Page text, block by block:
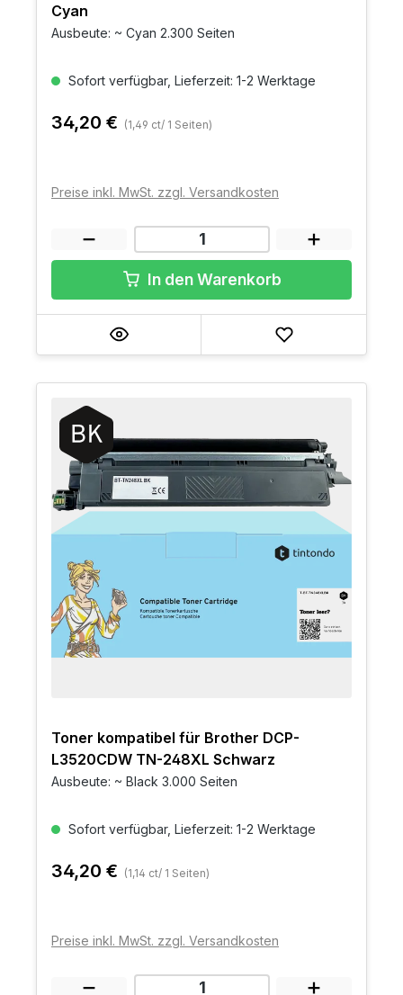
Cyan
Ausbeute: ~ Cyan 2.300 Seiten
Sofort verfügbar, Lieferzeit: 1-2 Werktage
34,20 € (1,49 ct/ 1 Seiten)
Preise inkl. MwSt. zzgl. Versandkosten
In den Warenkorb
Toner kompatibel für Brother DCP-
L3520CDW TN-248XL Schwarz
Ausbeute: ~ Black 3.000 Seiten
Sofort verfügbar, Lieferzeit: 1-2 Werktage
34,20 € (1,14 ct/ 1 Seiten)
Preise inkl. MwSt. zzgl. Versandkosten